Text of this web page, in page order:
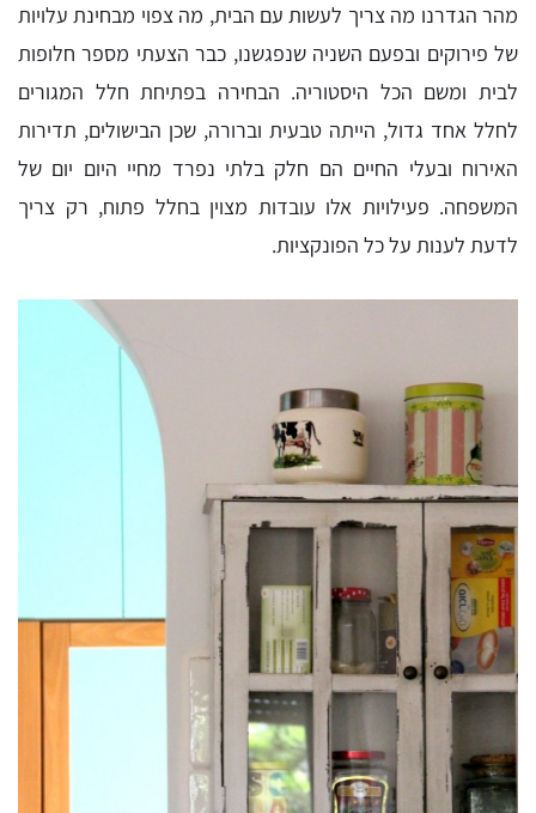
מהר הגדרנו מה צריך לעשות עם הבית, מה צפוי מבחינת עלויות
של פירוקים ובפעם השניה שנפגשנו, כבר הצעתי מספר חלופות
לבית ומשם הכל היסטוריה. הבחירה בפתיחת חלל המגורים
לחלל אחד גדול, הייתה טבעית וברורה, שכן הבישולים, תדירות
האירוח ובעלי החיים הם חלק בלתי נפרד מחיי היום יום של
המשפחה. פעילויות אלו עובדות מצוין בחלל פתוח, רק צריך
לדעת לענות על כל הפונקציות.